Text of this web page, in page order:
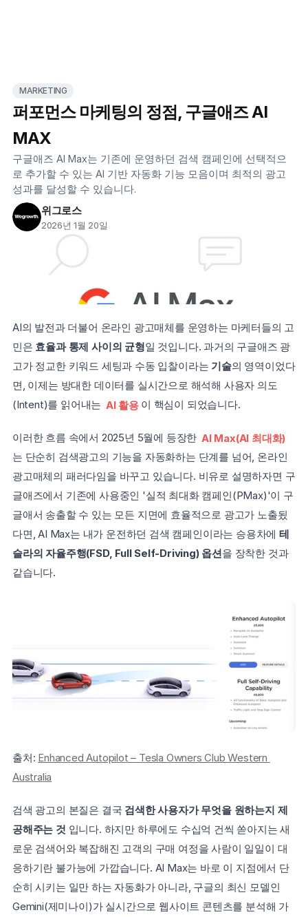
MARKETING
퍼포먼스 마케팅의 정점, 구글애즈 AI
MAX
구글애즈 AI Max는 기존에 운영하던 검색 캠페인에 선택적으
로 추가할 수 있는 AI 기반 자동화 기능 모음이며 최적의 광고
성과를 달성할 수 있습니다.
위그로스
2026년 1월 20일
AI의 발전과 더불어 온라인 광고매체를 운영하는 마케터들의 고
민은 효율과 통제 사이의 균형일 것입니다. 과거의 구글애즈 광
고가 정교한 키워드 세팅과 수동 입찰이라는 기술의 영역이었다
면, 이제는 방대한 데이터를 실시간으로 해석해 사용자 의도
(Intent)를 읽어내는 AI 활용 이 핵심이 되었습니다.
이러한 흐름 속에서 2025년 5월에 등장한 AI Max(AI 최대화)
는 단순히 검색광고의 기능을 자동화하는 단계를 넘어, 온라인
광고매체의 패러다임을 바꾸고 있습니다. 비유로 설명하자면 구
글애즈에서 기존에 사용중인 '실적 최대화 캠페인(PMax)'이 구
글애서 송출할 수 있는 모든 지면에 효율적으로 광고가 노출됬
다면, AI Max는 내가 운전하던 검색 캠페인이라는 승용차에 테
슬라의 자율주행(FSD, Full Self-Driving) 옵션을 장착한 것과
같습니다.
출처: Enhanced Autopilot – Tesla Owners Club Western
Australia
검색 광고의 본질은 결국 검색한 사용자가 무엇을 원하는지 제
공해주는 것 입니다. 하지만 하루에도 수십억 건씩 쏟아지는 새
로운 검색어와 복잡해진 고객의 구매 여정을 사람이 일일이 대
응하기란 불가능에 가깝습니다. AI Max는 바로 이 지점에서 단
순히 시키는 일만 하는 자동화가 아니라, 구글의 최신 모델인
Gemini(제미나이)가 실시간으로 웹사이트 콘텐츠를 분석해 가